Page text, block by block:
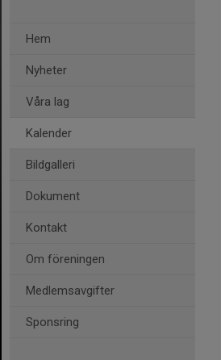
Hem
Nyheter
Våra lag
Kalender
Bildgalleri
Dokument
Kontakt
Om föreningen
Medlemsavgifter
Sponsring